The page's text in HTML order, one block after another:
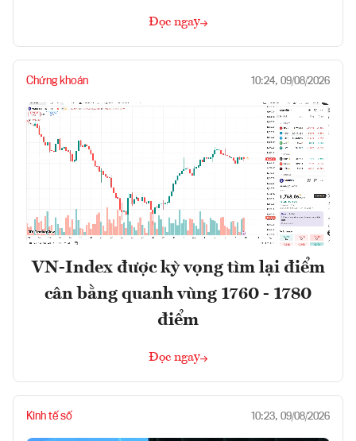
Đọc ngay
Chứng khoán 10:24, 09/08/2026
VN-Index được kỳ vọng tìm lại điểm
cân bằng quanh vùng 1760 - 1780
điểm
Đọc ngay
Kinh tế số 10:23, 09/08/2026